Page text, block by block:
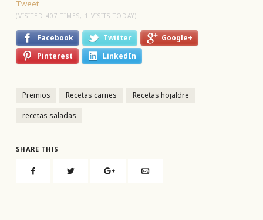
Tweet
(VISITED 407 TIMES, 1 VISITS TODAY)
Facebook Twitter
Google+
Pinterest
LinkedIn
Premios Recetas carnes Recetas hojaldre
recetas saladas
SHARE THIS